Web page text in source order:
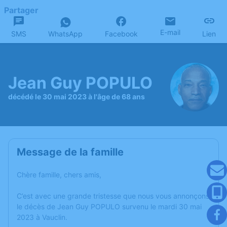
Partager
SMS WhatsApp Facebook E-mail Lien
Jean Guy POPULO
décédé le 30 mai 2023 à l'âge de 68 ans
Message de la famille
Chère famille, chers amis,
C’est avec une grande tristesse que nous vous annonçons
le décès de Jean Guy POPULO survenu le mardi 30 mai
2023 à Vauclin.